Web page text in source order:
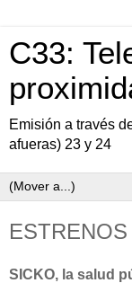
C33:
Emisión a través
afueras) 23 y 24
SICKO, la salud